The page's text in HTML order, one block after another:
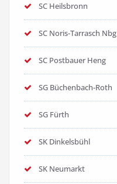
SC Heilsbronn
SC Noris-Tarrasch Nbg
SC Postbauer Heng
SG Büchenbach-Roth
SG Fürth
SK Dinkelsbühl
SK Neumarkt